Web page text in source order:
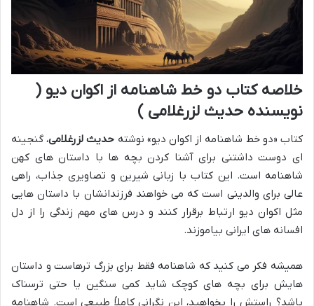
خلاصه کتاب دو خط شاهنامه از اکوان دیو (
نویسنده حدیث لزرغلامی )
کتاب «دو خط شاهنامه از اکوان دیو» نوشته حدیث لزرغلامی، گنجینه
ای دوست داشتنی برای آشنا کردن بچه ها با داستان های کهن
شاهنامه است. این کتاب با زبانی شیرین و تصاویری جذاب، راهی
عالی برای والدینی است که می خواهند فرزندانشان با داستان هایی
مثل اکوان دیو ارتباط برقرار کنند و درس های مهم زندگی را از دل
افسانه های ایرانی بیاموزند.
همیشه فکر می کنید که شاهنامه فقط برای بزرگ ترهاست و داستان
هایش برای بچه های کوچک شاید کمی سنگین یا حتی ترسناک
باشد؟ راستش را بخواهید، این نگرانی کاملاً طبیعی است. شاهنامه